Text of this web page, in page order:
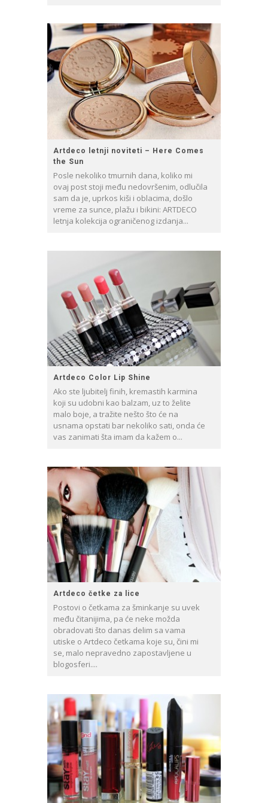
Artdeco letnji noviteti – Here Comes
the Sun
Posle nekoliko tmurnih dana, koliko mi
ovaj post stoji među nedovršenim, odlučila
sam da je, uprkos kiši i oblacima, došlo
vreme za sunce, plažu i bikini: ARTDECO
letnja kolekcija ograničenog izdanja...
Artdeco Color Lip Shine
Ako ste ljubitelj finih, kremastih karmina
koji su udobni kao balzam, uz to želite
malo boje, a tražite nešto što će na
usnama opstati bar nekoliko sati, onda će
vas zanimati šta imam da kažem o...
Artdeco četke za lice
Postovi o četkama za šminkanje su uvek
među čitanijima, pa će neke možda
obradovati što danas delim sa vama
utiske o Artdeco četkama koje su, čini mi
se, malo nepravedno zapostavljene u
blogosferi....